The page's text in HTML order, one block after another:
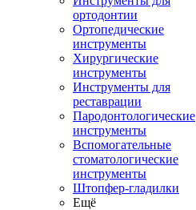
ортодонтии
Ортопедические
инструменты
Хирургические
инструменты
Инструменты для
реставрации
Пародонтологические
инструменты
Вспомогательные
стоматологические
инструменты
Штопфер-гладилки
Ещё